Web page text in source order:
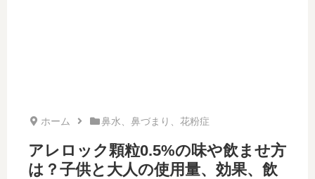
ホーム 鼻水、鼻づまり、花粉症
アレロック顆粒0.5%の味や飲ませ方
は？子供と大人の使用量、効果、飲